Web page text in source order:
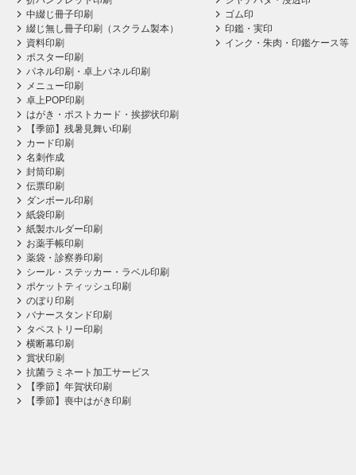
中綴じ冊子印刷
綴じ無し冊子印刷（スクラム製本）
資料印刷
ポスター印刷
パネル印刷・卓上パネル印刷
メニュー印刷
卓上POP印刷
はがき・ポストカード・挨拶状印刷
【季節】残暑見舞い印刷
カード印刷
名刺作成
封筒印刷
伝票印刷
ダンボール印刷
紙袋印刷
紙製ホルダー印刷
お薬手帳印刷
薬袋・診察券印刷
シール・ステッカー・ラベル印刷
ポケットティッシュ印刷
のぼり印刷
バナースタンド印刷
タペストリー印刷
横断幕印刷
賞状印刷
抗菌ラミネート加工サービス
【季節】年賀状印刷
【季節】喪中はがき印刷
ゴム印
印鑑・実印
インク・朱肉・印鑑ケース等